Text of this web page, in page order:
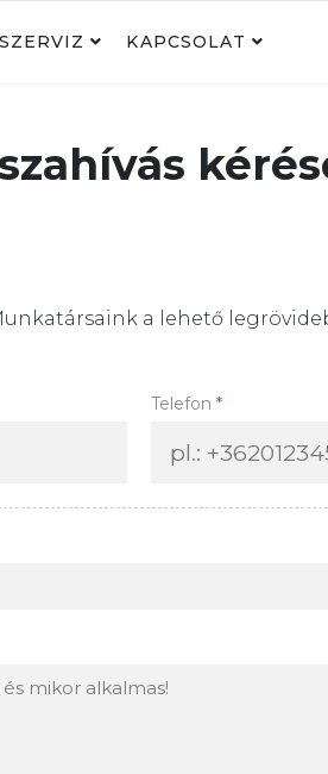
SZERVIZ KAPCSOLAT
a lehető
Telefon *